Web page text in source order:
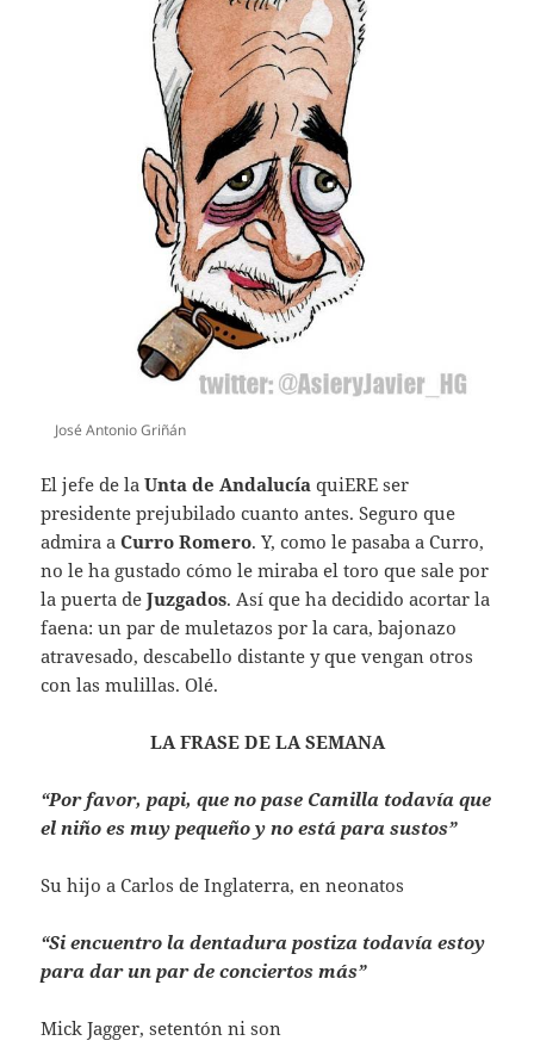
José Antonio Griñán
El jefe de laUnta de Andalucía quiERE ser
presidente prejubilado cuanto antes. Seguro que
admira aCurro Romero. Y, como le pasaba a Curro,
no le ha gustado cómo le miraba el toro que sale por
la puerta deJuzgados. Así que ha decidido acortar la
faena: un par de muletazos por la cara, bajonazo
atravesado, descabello distante y que vengan otros
con las mulillas. Olé.
LA FRASE DE LA SEMANA
“Por favor, papi, que no pase Camilla todavía que
el niño es muy pequeño y no está para sustos”
Su hijo a Carlos de Inglaterra, en neonatos
“Si encuentro la dentadura postiza todavía estoy
para dar un par de conciertos más”
Mick Jagger, setentón ni son